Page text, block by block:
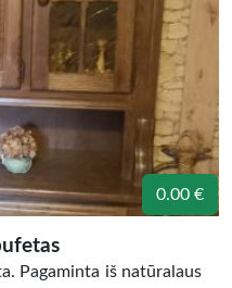
0.00 €
Pagaminta iš natūralaus